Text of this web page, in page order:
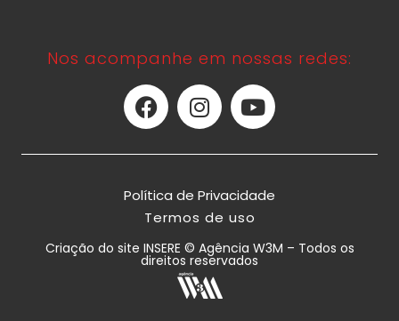
Nos acompanhe em nossas redes:
Política de Privacidade
Termos de uso
Criação do site INSERE © Agência W3M – Todos os
direitos reservados